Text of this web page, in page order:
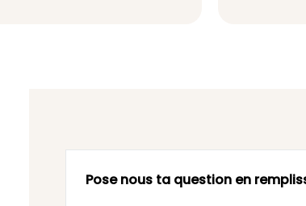
Pose nous ta question en